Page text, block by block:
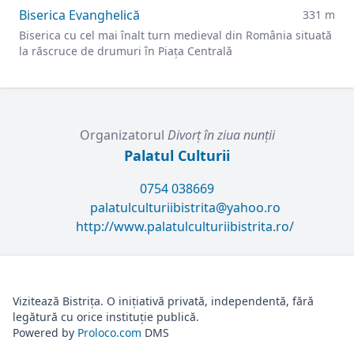
Biserica Evanghelică
331 m
Biserica cu cel mai înalt turn medieval din România situată
la răscruce de drumuri în Piața Centrală
Organizatorul Divorț în ziua nunții
Palatul Culturii
0754 038669
palatulculturiibistrita@yahoo.ro
http://www.palatulculturiibistrita.ro/
Vizitează Bistrița. O inițiativă privată, independentă, fără
legătură cu orice instituție publică.
Powered by Proloco.com DMS